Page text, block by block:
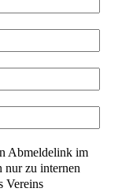
Abmeldelink im
nur zu internen
Vereins